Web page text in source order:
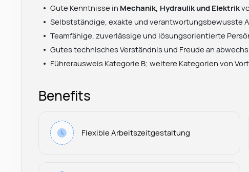
Gute Kenntnisse in Mechanik, Hydraulik und Elektrik
Selbstständige, exakte und verantwortungsbewusste
Teamfähige, zuverlässige und lösungsorientierte
Gutes technisches Verständnis und Freude an
Führerausweis Kategorie B; weitere Kategorien von
Benefits
Flexible Arbeitszeitgestaltung